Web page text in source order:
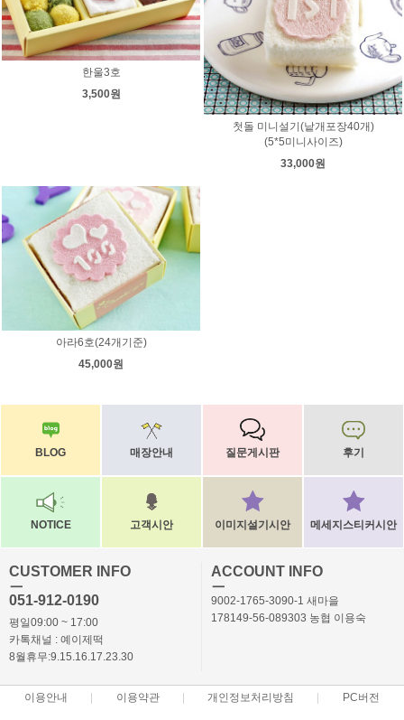
한울3호
3,500원
첫돌 미니설기(낱개포장40개)
(5*5미니사이즈)
33,000원
아라6호(24개기준)
45,000원
BLOG 매장안내 질문게시판 후기
NOTICE 고객시안 이미지설기시안 메세지스티커시안
CUSTOMER INFO
ㅡ
051-912-0190
평일09:00 ~ 17:00
카톡채널 : 예이제떡
8월휴무:9.15.16.17.23.30
ACCOUNT INFO
ㅡ
9002-1765-3090-1 새마을
178149-56-089303 농협 이용숙
이용안내 이용약관 개인정보처리방침 PC버전